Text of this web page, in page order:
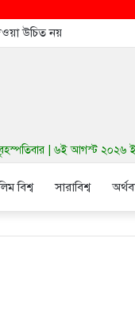
উচিত নয়
| ৬ই আগস্ট ২০২৬ ইং
বিশ্ব সারাবিশ্ব